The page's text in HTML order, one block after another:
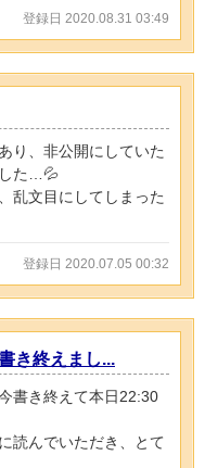
登録日 2020.08.31 03:49
り、非公開にしていた
た…💦
乱文目にしてしまった
登録日 2020.07.05 00:32
き終えまし...
書き終えて本日22:30
読んでいただき、とて